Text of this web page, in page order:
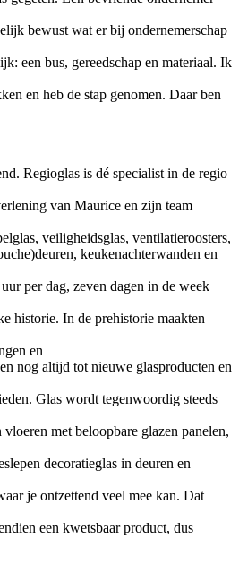
bewust wat er bij ondernemerschap
een bus, gereedschap en materiaal. Ik
en heb de stap genomen. Daar ben
Regioglas is dé specialist in de regio
van Maurice en zijn team
veiligheidsglas, ventilatieroosters,
keukenachterwanden en
per dag, zeven dagen in de week
historie. In de prehistorie maakten
en
nog altijd tot nieuwe glasproducten en
Glas wordt tegenwoordig steeds
met beloopbare glazen panelen,
decoratieglas in deuren en
je ontzettend veel mee kan. Dat
een kwetsbaar product, dus